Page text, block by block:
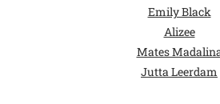
Emily Black
Alizee
Mates
Jutta Leerdam